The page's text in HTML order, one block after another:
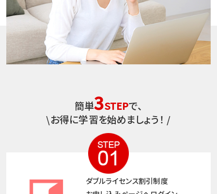
簡単3STEPで、
\お得に学習を始めましょう！ /
ダブルライセンス割引制度